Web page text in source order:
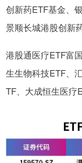
创新药ETF基金、
景顺长城港股创新
港股通医疗ETF富
生生物科技ETF、
TF、大成恒生医疗